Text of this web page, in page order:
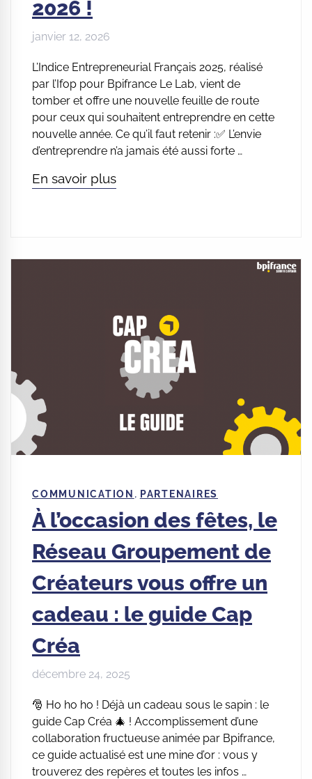
2026 !
janvier 12, 2026
L’Indice Entrepreneurial Français 2025, réalisé
par l’Ifop pour Bpifrance Le Lab, vient de
tomber et offre une nouvelle feuille de route
pour ceux qui souhaitent entreprendre en cette
nouvelle année. Ce qu’il faut retenir :✅ L’envie
d’entreprendre n’a jamais été aussi forte …
En savoir plus
COMMUNICATION , PARTENAIRES
À l’occasion des fêtes, le
Réseau Groupement de
Créateurs vous offre un
cadeau : le guide Cap
Créa
décembre 24, 2025
🎅 Ho ho ho ! Déjà un cadeau sous le sapin : le
guide Cap Créa 🎄 ! Accomplissement d’une
collaboration fructueuse animée par Bpifrance,
ce guide actualisé est une mine d’or : vous y
trouverez des repères et toutes les infos …